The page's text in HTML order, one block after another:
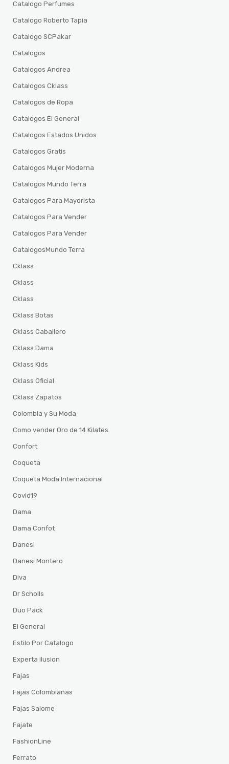
Catalogo Perfumes
Catalogo Roberto Tapia
Catalogo SCPakar
Catalogos
Catalogos Andrea
Catalogos Cklass
Catalogos de Ropa
Catalogos El General
Catalogos Estados Unidos
Catalogos Gratis
Catalogos Mujer Moderna
Catalogos Mundo Terra
Catalogos Para Mayorista
Catalogos Para Vender
Catalogos Para Vender
CatalogosMundo Terra
Cklass
Cklass
Cklass
Cklass Botas
Cklass Caballero
Cklass Dama
Cklass Kids
Cklass Oficial
Cklass Zapatos
Colombia y Su Moda
Como vender Oro de 14 Kilates
Confort
Coqueta
Coqueta Moda Internacional
Covid19
Dama
Dama Confot
Danesi
Danesi Montero
Diva
Dr Scholls
Duo Pack
El General
Estilo Por Catalogo
Experta ilusion
Fajas
Fajas Colombianas
Fajas Salome
Fajate
FashionLine
Ferrato